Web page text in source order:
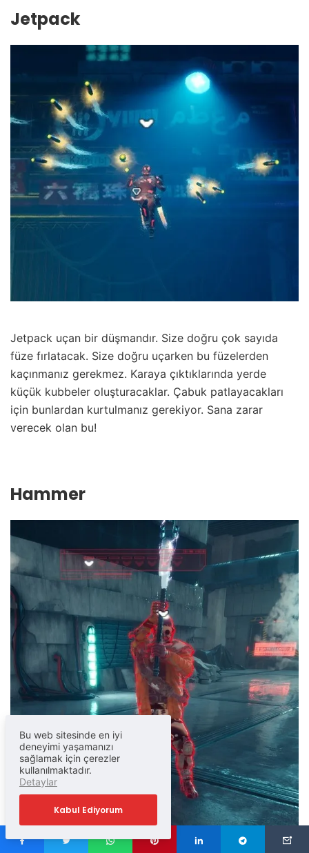
Jetpack
Jetpack uçan bir düşmandır. Size doğru çok sayıda
füze fırlatacak. Size doğru uçarken bu füzelerden
kaçınmanız gerekmez. Karaya çıktıklarında yerde
küçük kubbeler oluşturacaklar. Çabuk patlayacakları
için bunlardan kurtulmanız gerekiyor. Sana zarar
verecek olan bu!
Hammer
Bu web sitesinde en iyi
deneyimi yaşamanızı
sağlamak için çerezler
kullanılmaktadır.
Detaylar
Kabul Ediyorum